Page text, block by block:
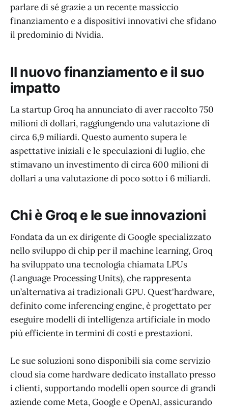
parlare di sé grazie a un recente massiccio
finanziamento e a dispositivi innovativi che sfidano
il predominio di Nvidia.
Il nuovo finanziamento e il suo
impatto
La startup Groq ha annunciato di aver raccolto 750
milioni di dollari, raggiungendo una valutazione di
circa 6,9 miliardi. Questo aumento supera le
aspettative iniziali e le speculazioni di luglio, che
stimavano un investimento di circa 600 milioni di
dollari a una valutazione di poco sotto i 6 miliardi.
Chi è Groq e le sue innovazioni
Fondata da un ex dirigente di Google specializzato
nello sviluppo di chip per il machine learning, Groq
ha sviluppato una tecnologia chiamata LPUs
(Language Processing Units), che rappresenta
un’alternativa ai tradizionali GPU. Quest'hardware,
definito come inferencing engine, è progettato per
eseguire modelli di intelligenza artificiale in modo
più efficiente in termini di costi e prestazioni.
Le sue soluzioni sono disponibili sia come servizio
cloud sia come hardware dedicato installato presso
i clienti, supportando modelli open source di grandi
aziende come Meta, Google e OpenAI, assicurando